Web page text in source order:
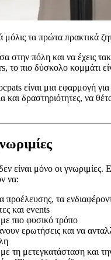
τα πρώτα πρακτικά
στην πόλη και να έχεις
το πιο δύσκολο
είναι μια εφαρμογή
και δραστηριότητες, να
είναι μόνο οι
να:
τα
και events
πιο φυσικό τρόπο
ερωτήσεις και να
τη μετεγκατάσταση και